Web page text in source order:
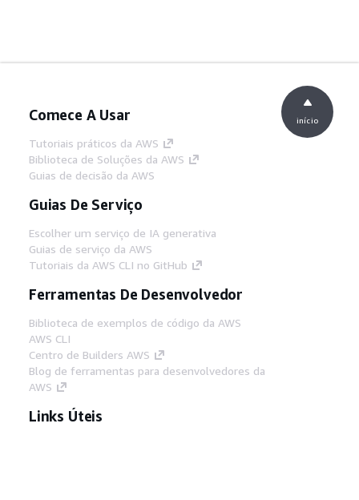
Comece A Usar
Tutoriais práticos da AWS
Biblioteca de Soluções da AWS
Guias de decisão da AWS
Guias De Serviço
Escolher um serviço de IA generativa
Guias de serviço da AWS
Tutoriais da AWS CLI no GitHub
Ferramentas De Desenvolvedor
Biblioteca de exemplos de código da AWS
AWS CLI
Centro de Builders AWS
Blog de ferramentas para desenvolvedores da
AWS
Links Úteis
início